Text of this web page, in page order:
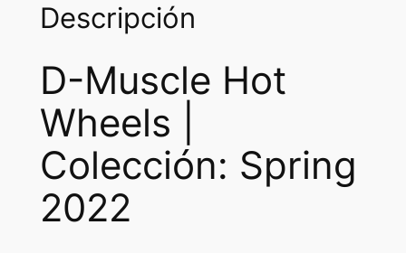
Descripción
D-Muscle Hot
Wheels |
Colección: Spring
2022